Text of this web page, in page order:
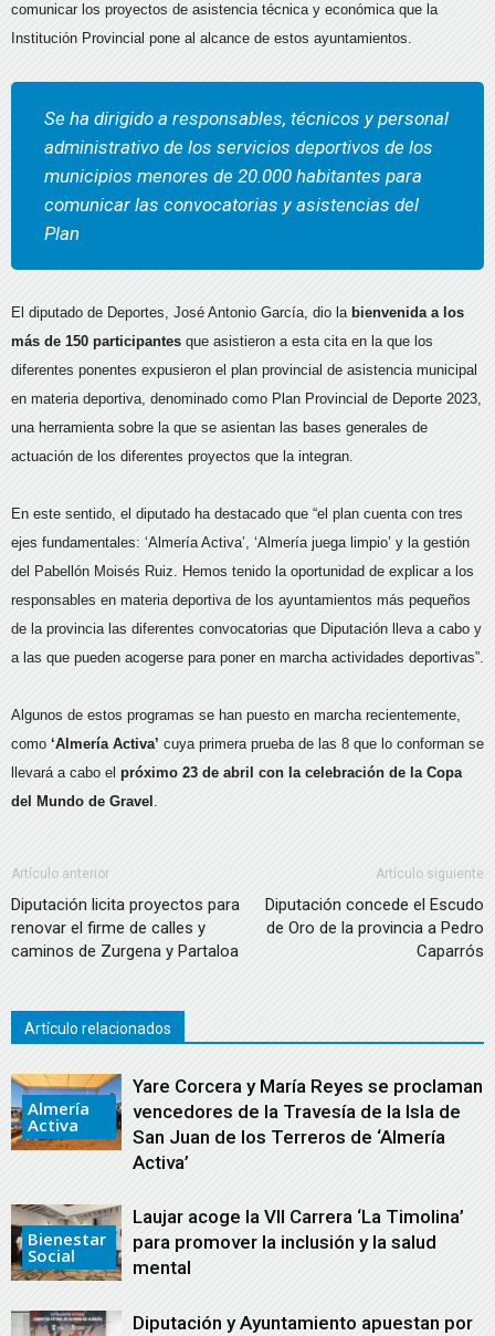
comunicar los proyectos de asistencia técnica y económica que la
Institución Provincial pone al alcance de estos ayuntamientos.
Se ha dirigido a responsables, técnicos y personal
administrativo de los servicios deportivos de los
municipios menores de 20.000 habitantes para
comunicar las convocatorias y asistencias del
Plan
El diputado de Deportes, José Antonio García, dio la bienvenida a los
más de 150 participantes que asistieron a esta cita en la que los
diferentes ponentes expusieron el plan provincial de asistencia municipal
en materia deportiva, denominado como Plan Provincial de Deporte 2023,
una herramienta sobre la que se asientan las bases generales de
actuación de los diferentes proyectos que la integran.
En este sentido, el diputado ha destacado que “el plan cuenta con tres
ejes fundamentales: ‘Almería Activa’, ‘Almería juega limpio’ y la gestión
del Pabellón Moisés Ruiz. Hemos tenido la oportunidad de explicar a los
responsables en materia deportiva de los ayuntamientos más pequeños
de la provincia las diferentes convocatorias que Diputación lleva a cabo y
a las que pueden acogerse para poner en marcha actividades deportivas”.
Algunos de estos programas se han puesto en marcha recientemente,
como ‘Almería Activa’ cuya primera prueba de las 8 que lo conforman se
llevará a cabo el próximo 23 de abril con la celebración de la Copa
del Mundo de Gravel .
Artículo anterior
Diputación licita proyectos para
renovar el firme de calles y
caminos de Zurgena y Partaloa
Artículo siguiente
Diputación concede el Escudo
de Oro de la provincia a Pedro
Caparrós
Artículo relacionados
Almería
Activa
Yare Corcera y María Reyes se proclaman
vencedores de la Travesía de la Isla de
San Juan de los Terreros de ‘Almería
Activa’
Bienestar
Social
Laujar acoge la VII Carrera ‘La Timolina’
para promover la inclusión y la salud
mental
Diputación y Ayuntamiento apuestan por